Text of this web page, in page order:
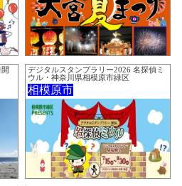
デジタルスタンプラリー2026 名探偵ミ
ウル・神奈川県相模原市緑区
相模原市